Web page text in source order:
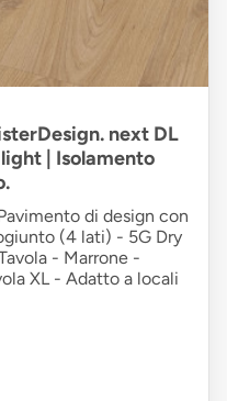
next DL
| Isolamento
di design con
(4 lati) - 5G Dry
- Marrone -
XL - Adatto a locali